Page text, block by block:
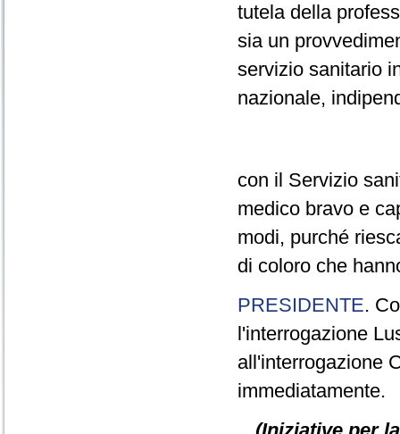
tutela della
sia un
servizio sanitario
nazionale,
con il Servizio
medico bravo e
modi, purché
di coloro che
PRESIDENTE.
l'interrogazione
all'interrogazione
immediatamente.